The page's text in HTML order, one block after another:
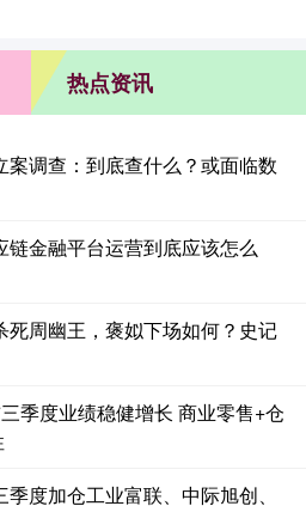
热点资讯
案调查：到底查什么？或面临数
金融平台运营到底应该怎么
死周幽王，褒姒下场如何？史记
季度业绩稳健增长 商业零售+仓
度加仓工业富联、中际旭创、